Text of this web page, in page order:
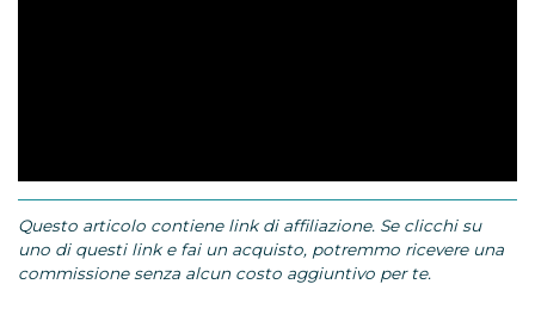
Questo articolo contiene link di affiliazione. Se clicchi su
uno di questi link e fai un acquisto, potremmo ricevere una
commissione senza alcun costo aggiuntivo per te.